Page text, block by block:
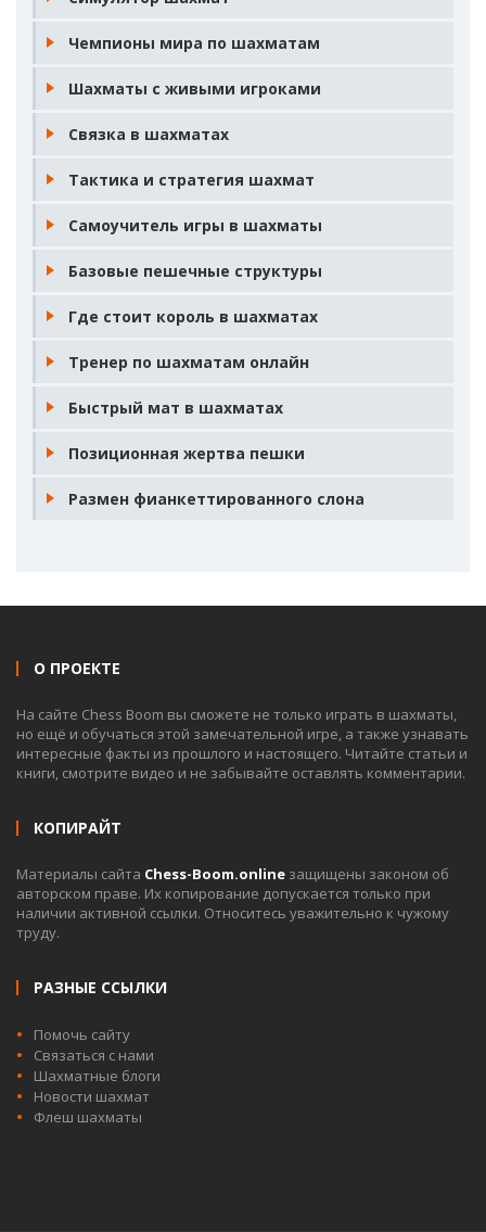
Чемпионы мира по шахматам
Шахматы с живыми игроками
Связка в шахматах
Тактика и стратегия шахмат
Самоучитель игры в шахматы
Базовые пешечные структуры
Где стоит король в шахматах
Тренер по шахматам онлайн
Быстрый мат в шахматах
Позиционная жертва пешки
Размен фианкеттированного слона
О ПРОЕКТЕ
На сайте Chess Boom вы сможете не только играть в шахматы,
но ещё и обучаться этой замечательной игре, а также узнавать
интересные факты из прошлого и настоящего. Читайте статьи и
книги, смотрите видео и не забывайте оставлять комментарии.
КОПИРАЙТ
Материалы сайта Chess-Boom.online защищены законом об
авторском праве. Их копирование допускается только при
наличии активной ссылки. Относитесь уважительно к чужому
труду.
РАЗНЫЕ ССЫЛКИ
Помочь сайту
Связаться с нами
Шахматные блоги
Новости шахмат
Флеш шахматы